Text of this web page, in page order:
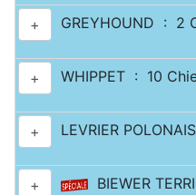
+ GREYHOUND : 2
+ WHIPPET : 10
+ LEVRIER
+ BIEWER